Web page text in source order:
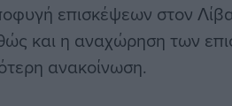
επισκέψεων στον
και η αναχώρηση των
ανακοίνωση.